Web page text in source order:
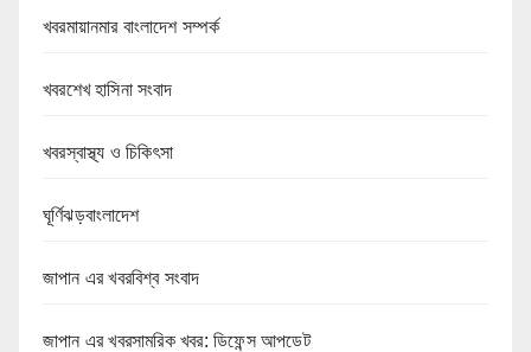
খবরমায়ানমার বাংলাদেশ সম্পর্ক
খবরশেখ হাসিনা সংবাদ
খবরস্বাস্থ্য ও চিকিৎসা
ঘূর্ণিঝড়বাংলাদেশ
জাপান এর খবরবিশ্ব সংবাদ
জাপান এর খবরসামরিক খবর: ডিফেন্স আপডেট